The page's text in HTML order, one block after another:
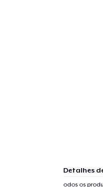
Detalhes
odos os